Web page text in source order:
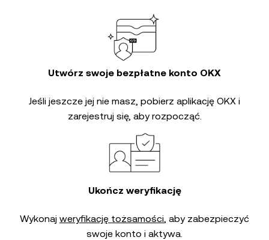
Utwórz swoje bezpłatne konto OKX
Jeśli jeszcze jej nie masz, pobierz aplikację OKX i
zarejestruj się, aby rozpocząć.
Ukończ weryfikację
Wykonaj weryfikację tożsamości, aby zabezpieczyć
swoje konto i aktywa.